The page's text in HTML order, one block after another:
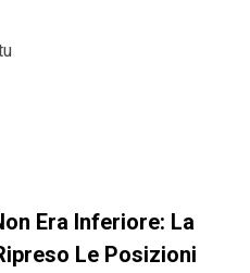
Era Inferiore: La
Le Posizioni